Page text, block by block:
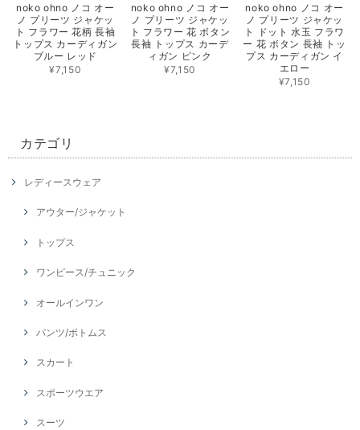
noko ohno ノコ オー
ノ プリーツ ジャケッ
ト フラワー 花柄 長袖
トップス カーディガン
ブルー レッド
¥7,150
noko ohno ノコ オー
ノ プリーツ ジャケッ
ト フラワー 花 ボタン
長袖 トップス カーデ
ィガン ピンク
¥7,150
noko ohno ノコ オー
ノ プリーツ ジャケッ
ト ドット 水玉 フラワ
ー 花 ボタン 長袖 トッ
プス カーディガン イ
エロー
¥7,150
カテゴリ
レディースウェア
アウター/ジャケット
トップス
ワンピース/チュニック
オールインワン
パンツ/ボトムス
スカート
スポーツウエア
スーツ